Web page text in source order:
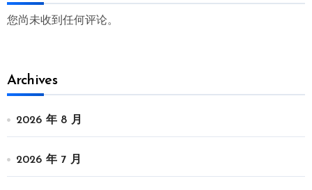
您尚未收到任何评论。
Archives
2026 年 8 月
2026 年 7 月